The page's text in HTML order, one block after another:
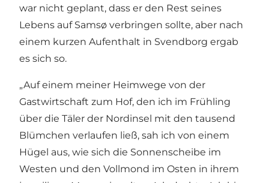
war nicht geplant, dass er den Rest seines
Lebens auf Samsø verbringen sollte, aber nach
einem kurzen Aufenthalt in Svendborg ergab
es sich so.
„Auf einem meiner Heimwege von der
Gastwirtschaft zum Hof, den ich im Frühling
über die Täler der Nordinsel mit den tausend
Blümchen verlaufen ließ, sah ich von einem
Hügel aus, wie sich die Sonnenscheibe im
Westen und den Vollmond im Osten in ihrem